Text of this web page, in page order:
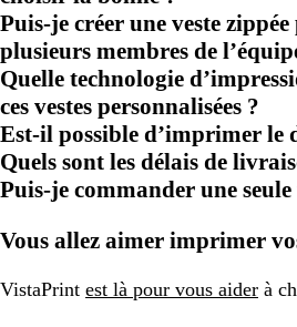
Puis-je créer une veste
plusieurs membres de
Quelle technologie
ces vestes personnalisées ?
Est-il possible d’imprimer le
Quels sont les délais de
Puis-je commander une seule
Vous allez aimer imprimer
VistaPrint est là pour vous aider à